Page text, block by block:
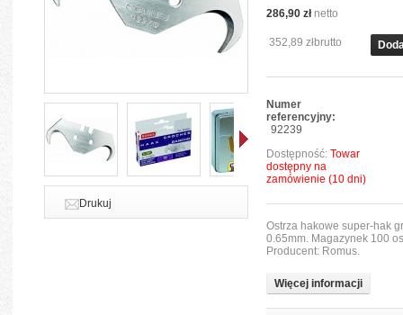
Drukuj
286,90 złnetto
352,89 złbrutto
Numer
referencyjny:
92239
Dostępność: Towar
dostępny na
zamówienie (10 dni)
Ostrza hakowe super-hak
0.65mm. Magazynek 100
Producent: Romus.
Więcej informacji